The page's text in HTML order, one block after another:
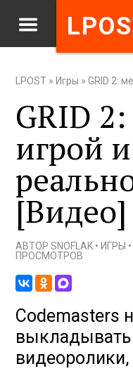
LPOST » Игры »GRID 2:
GRID
игрой и
[Видео]
АВТОРSNOFLAK • ИГРЫ •
ПРОСМОТРОВ
Codemasters